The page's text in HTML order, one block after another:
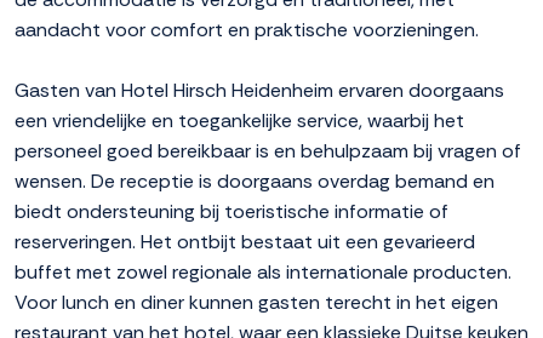
aandacht voor comfort en praktische voorzieningen.
Gasten van Hotel Hirsch Heidenheim ervaren doorgaans
een vriendelijke en toegankelijke service, waarbij het
personeel goed bereikbaar is en behulpzaam bij vragen of
wensen. De receptie is doorgaans overdag bemand en
biedt ondersteuning bij toeristische informatie of
reserveringen. Het ontbijt bestaat uit een gevarieerd
buffet met zowel regionale als internationale producten.
Voor lunch en diner kunnen gasten terecht in het eigen